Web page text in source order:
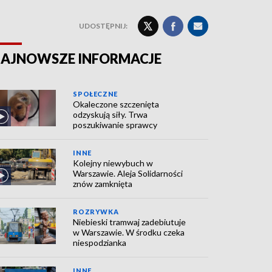
UDOSTĘPNIJ:
INFORMACJE
SPOŁECZNE
Okaleczone szczenięta
odzyskują siły. Trwa
poszukiwanie sprawcy
INNE
Kolejny niewybuch w
Warszawie. Aleja Solidarności
znów zamknięta
ROZRYWKA
Niebieski tramwaj zadebiutuje
w Warszawie. W środku czeka
niespodzianka